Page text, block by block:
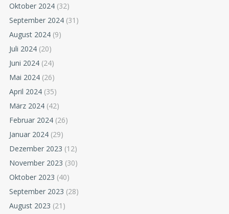
Oktober 2024 (32)
September 2024 (31)
August 2024 (9)
Juli 2024 (20)
Juni 2024 (24)
Mai 2024 (26)
April 2024 (35)
März 2024 (42)
Februar 2024 (26)
Januar 2024 (29)
Dezember 2023 (12)
November 2023 (30)
Oktober 2023 (40)
September 2023 (28)
August 2023 (21)